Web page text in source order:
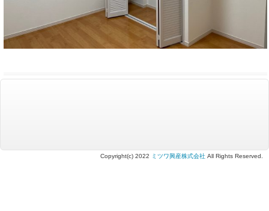
Copyright(c) 2022 ミツワ興産株式会社 All Rights Reserved.